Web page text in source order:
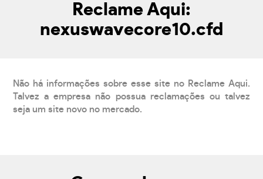
Reclame Aqui:
nexuswavecore10.cfd
Não há informações sobre esse site no Reclame Aqui.
Talvez a empresa não possua reclamações ou talvez
seja um site novo no mercado.